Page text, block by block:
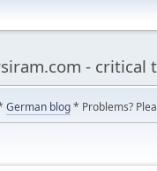
-
German blog* Problems?